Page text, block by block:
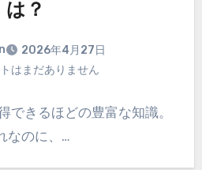
は？
2026年4月27日
はまだありません
できるほどの豊富な知識。
なのに、…